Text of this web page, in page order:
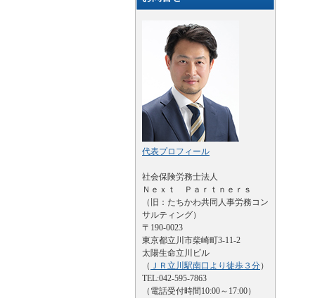
代表プロフィール
社会保険労務士法人
Ｎｅｘｔ Ｐａｒｔｎｅｒｓ
（旧：たちかわ共同人事労務コン
サルティング）
〒190-0023
東京都立川市柴崎町3-11-2
太陽生命立川ビル
（ ＪＲ立川駅南口より徒歩３分）
TEL:042-595-7863
（電話受付時間10:00～17:00）